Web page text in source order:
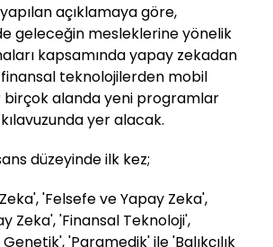
açıklamaya göre,
geleceğin mesleklerine yönelik
kapsamında yapay zekadan
teknolojilerden mobil
birçok alanda yeni programlar
yer alacak.
düzeyinde ilk kez;
'Felsefe ve Yapay Zeka',
Zeka', 'Finansal Teknoloji',
'Paramedik' ile 'Balıkçılık